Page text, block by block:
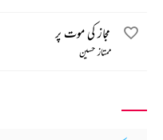
مجاز کی موت پر
ممتاز حسین